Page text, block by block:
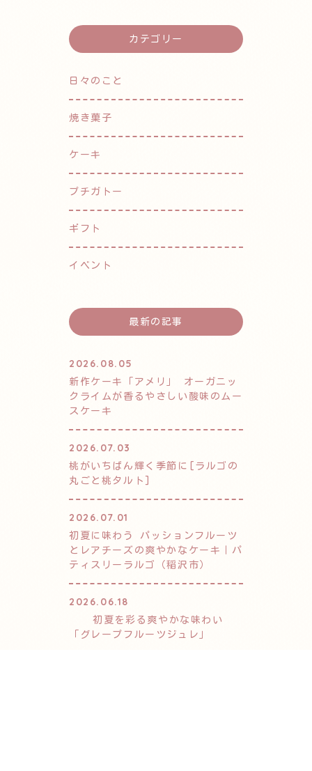
カテゴリー
日々のこと
焼き菓子
ケーキ
プチガトー
ギフト
イベント
最新の記事
2026.08.05
新作ケーキ「アメリ」 オーガニッ
クライムが香るやさしい酸味のムー
スケーキ
2026.07.03
桃がいちばん輝く季節に[ラルゴの
丸ごと桃タルト]
2026.07.01
初夏に味わう パッションフルーツ
とレアチーズの爽やかなケーキ｜パ
ティスリーラルゴ（稲沢市）
2026.06.18
初夏を彩る爽やかな味わい
「グレープフルーツジュレ」